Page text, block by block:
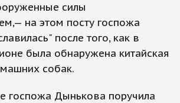
силы
на этом посту госпожа
после того, как в
была обнаружена китайская
собак.
госпожа Дынькова поручила